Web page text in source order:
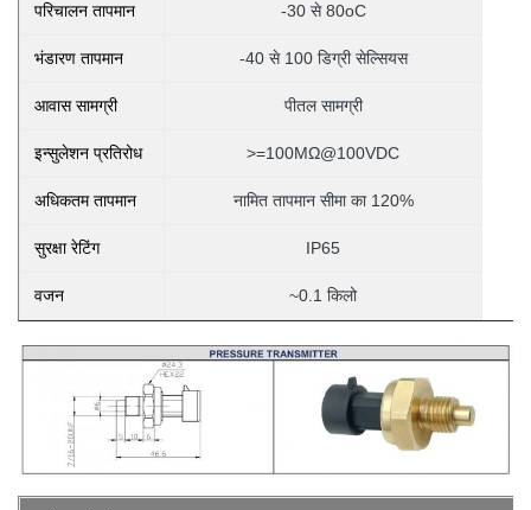
परिचालन तापमान -30 से 80oC
भंडारण तापमान -40 से 100 डिग्री सेल्सियस
आवास सामग्री पीतल सामग्री
इन्सुलेशन प्रतिरोध >=100MΩ@100VDC
अधिकतम तापमान नामित तापमान सीमा का 120%
सुरक्षा रेटिंग IP65
वजन ~0.1 किलो